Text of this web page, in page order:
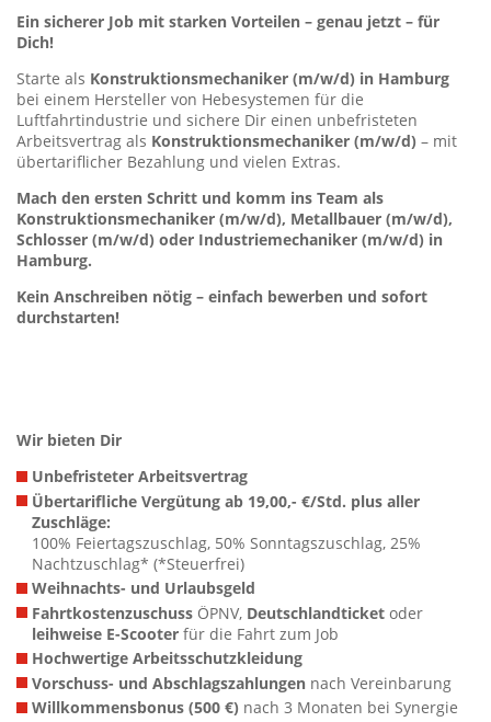
Ein sicherer Job mit starken Vorteilen – genau jetzt – für
Dich!
Starte als Konstruktionsmechaniker (m/w/d) in Hamburg
bei einem Hersteller von Hebesystemen für die
Luftfahrtindustrie und sichere Dir einen unbefristeten
Arbeitsvertrag als Konstruktionsmechaniker (m/w/d) – mit
übertariflicher Bezahlung und vielen Extras.
Mach den ersten Schritt und komm ins Team als
Konstruktionsmechaniker (m/w/d), Metallbauer (m/w/d),
Schlosser (m/w/d) oder Industriemechaniker (m/w/d) in
Hamburg.
Kein Anschreiben nötig – einfach bewerben und sofort
durchstarten!
Wir bieten Dir
Unbefristeter Arbeitsvertrag
Übertarifliche Vergütung ab 19,00,- €/Std. plus aller
Zuschläge:
100% Feiertagszuschlag, 50% Sonntagszuschlag, 25%
Nachtzuschlag* (*Steuerfrei)
Weihnachts- und Urlaubsgeld
Fahrtkostenzuschuss ÖPNV, Deutschlandticket oder
leihweise E-Scooter für die Fahrt zum Job
Hochwertige Arbeitsschutzkleidung
Vorschuss- und Abschlagszahlungen nach Vereinbarung
Willkommensbonus (500 €) nach 3 Monaten bei Synergie